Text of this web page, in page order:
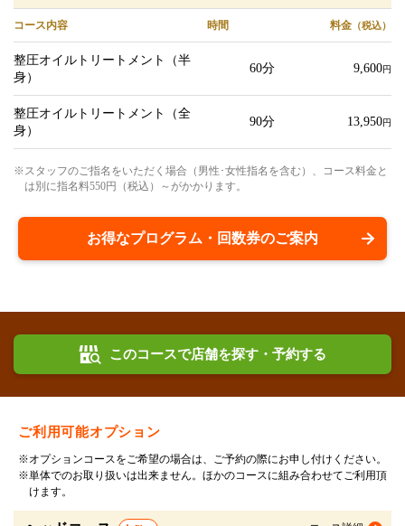
コース内容 時間 料金 （税込）
整圧オイルトリートメント（半
身）
60分 9,600円
整圧オイルトリートメント（全
身）
90分 13,950円
※スタッフのご指名をいただく場合（男性･女性指名を含む）、コース料金と
は別に指名料550円（税込）～がかかります。
お得なプログラム・回数券のご案内
このコースで店舗を探す・予約する
ご利用可能オプション
※オプションコースをご希望の場合は、ご予約の際にお申し付けください。
※単体でのお取り扱いは出来ません。ほかのコースに組み合わせてご利用頂
けます。